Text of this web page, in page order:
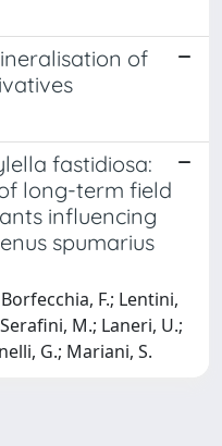
of
fastidiosa:
long-term field
influencing
spumarius
F.; Lentini,
M.; Laneri, U.;
G.; Mariani, S.